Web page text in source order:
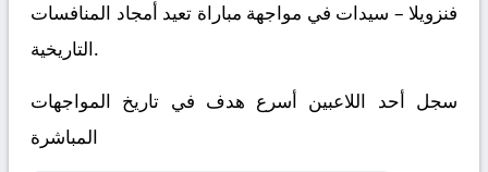
فنزويلا – سيدات في مواجهة مباراة تعيد أمجاد المنافسات
التاريخية.
سجل أحد اللاعبين أسرع هدف في تاريخ المواجهات
المباشرة